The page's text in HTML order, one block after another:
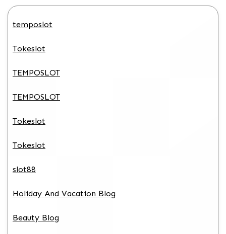
temposlot
Tokeslot
TEMPOSLOT
TEMPOSLOT
Tokeslot
Tokeslot
slot88
Holiday And Vacation Blog
Beauty Blog